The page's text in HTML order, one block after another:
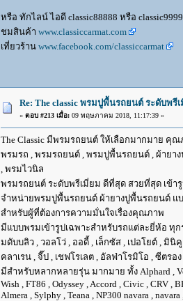
หรือ ทักไลน์ ไอดี classic88888 หรือ
ชมสินค้า www.classiccarmat.com
เที่ยวร้าน www.facebook.com/classiccarmat
Re: The classic พรมปูพื้นรถยนต์ ระดับพรี
« ตอบ #213 เมื่อ:09 พฤษภาคม 2018, 11:17:39 »
The Classic มีพรมรถยนต์ ให้เลือกมากมาย คุ
พรมรถ , พรมรถยนต์ , พรมปูพื้นรถยนต์ , ผ้ายา
, พรมไวนิล
พรมรถยนต์ ระดับพรีเมี่ยม ดีที่สุด สวยที่สุด เข้ารู
จำหน่ายพรมปูพื้นรถยนต์ ผ้ายางปูพื้นรถยนต์ แบบ
สำหรับผู้ที่ต้องการความมั่นใจเรื่องคุณภาพ
มีแบบพรมเข้ารูปเฉพาะสำหรับรถแต่ละยี่ห้อ ทุก
มดับบลิว , วอลโว่ , ออดี้ , เล็กซัส , เปอโยต์ , มินิ
คลาเรน , จี๊ป , เชฟโรเลต , อัลฟ่าโรมิโอ , ซีตร
มีสำหรับหลากหลายรุ่น มากมาย ทั้ง Alphard ,
Wish , FT86 , Odyssey , Accord , Civic , CRV ,
Almera , Sylphy , Teana , NP300 navara ,